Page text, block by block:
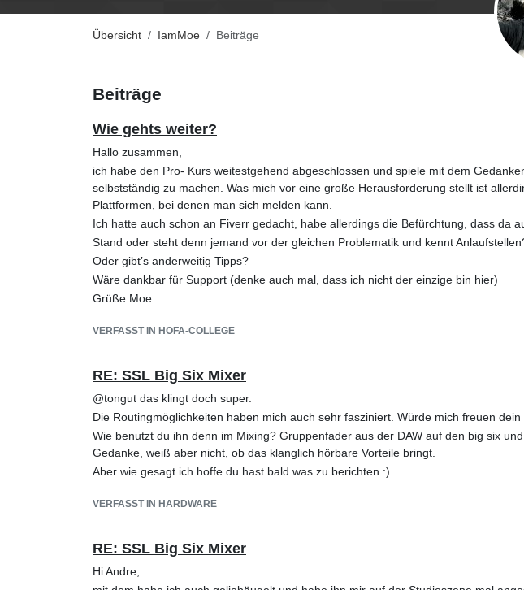
Übersicht IamMoe Beiträge
Beiträge
Wie gehts weiter?
Hallo zusammen,
ich habe den Pro- Kurs weitestgehend abgeschlossen und spiele mit dem
selbstständig zu machen. Was mich vor eine große Herausforderung stellt ist
Plattformen, bei denen man sich melden kann.
Ich hatte auch schon an Fiverr gedacht, habe allerdings die Befürchtung, dass da
Stand oder steht denn jemand vor der gleichen Problematik und kennt
Oder gibt’s anderweitig Tipps?
Wäre dankbar für Support (denke auch mal, dass ich nicht der einzige bin hier)
Grüße Moe
VERFASST IN HOFA-COLLEGE
RE: SSL Big Six Mixer
@tongut das klingt doch super.
Die Routingmöglichkeiten haben mich auch sehr fasziniert. Würde mich freuen dein
Wie benutzt du ihn denn im Mixing? Gruppenfader aus der DAW auf den big six
Gedanke, weiß aber nicht, ob das klanglich hörbare Vorteile bringt.
Aber wie gesagt ich hoffe du hast bald was zu berichten :)
VERFASST IN HARDWARE
RE: SSL Big Six Mixer
Hi Andre,